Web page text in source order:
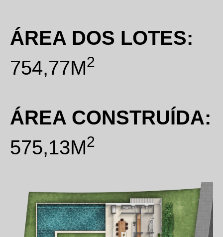
ÁREA DOS LOTES:
754,77M2
ÁREA CONSTRUÍDA:
575,13M2